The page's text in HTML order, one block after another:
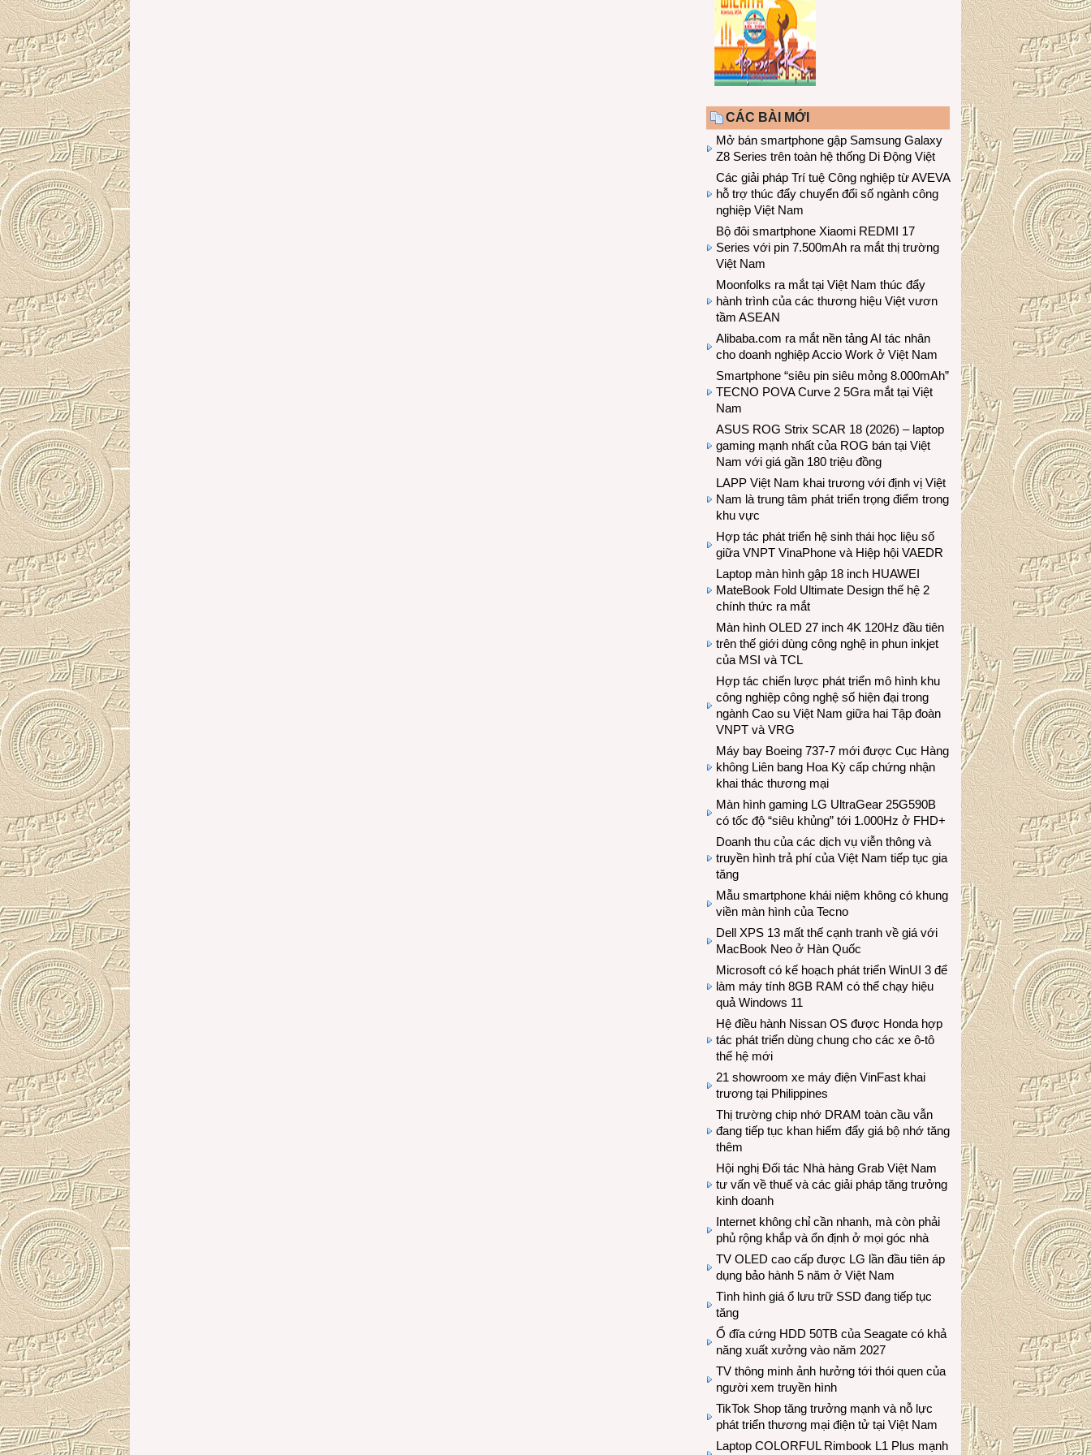
CÁC BÀI MỚI
Mở bán smartphone gập Samsung Galaxy
Z8 Series trên toàn hệ thống Di Động Việt
Các giải pháp Trí tuệ Công nghiệp từ AVEVA
hỗ trợ thúc đẩy chuyển đổi số ngành công
nghiệp Việt Nam
Bộ đôi smartphone Xiaomi REDMI 17
Series với pin 7.500mAh ra mắt thị trường
Việt Nam
Moonfolks ra mắt tại Việt Nam thúc đẩy
hành trình của các thương hiệu Việt vươn
tầm ASEAN
Alibaba.com ra mắt nền tảng AI tác nhân
cho doanh nghiệp Accio Work ở Việt Nam
Smartphone “siêu pin siêu mỏng 8.000mAh”
TECNO POVA Curve 2 5Gra mắt tại Việt
Nam
ASUS ROG Strix SCAR 18 (2026) – laptop
gaming mạnh nhất của ROG bán tại Việt
Nam với giá gần 180 triệu đồng
LAPP Việt Nam khai trương với định vị Việt
Nam là trung tâm phát triển trọng điểm trong
khu vực
Hợp tác phát triển hệ sinh thái học liệu số
giữa VNPT VinaPhone và Hiệp hội VAEDR
Laptop màn hình gập 18 inch HUAWEI
MateBook Fold Ultimate Design thế hệ 2
chính thức ra mắt
Màn hình OLED 27 inch 4K 120Hz đầu tiên
trên thế giới dùng công nghệ in phun inkjet
của MSI và TCL
Hợp tác chiến lược phát triển mô hình khu
công nghiệp công nghệ số hiện đại trong
ngành Cao su Việt Nam giữa hai Tập đoàn
VNPT và VRG
Máy bay Boeing 737-7 mới được Cục Hàng
không Liên bang Hoa Kỳ cấp chứng nhận
khai thác thương mại
Màn hình gaming LG UltraGear 25G590B
có tốc độ “siêu khủng” tới 1.000Hz ở FHD+
Doanh thu của các dịch vụ viễn thông và
truyền hình trả phí của Việt Nam tiếp tục gia
tăng
Mẫu smartphone khái niệm không có khung
viền màn hình của Tecno
Dell XPS 13 mất thế cạnh tranh về giá với
MacBook Neo ở Hàn Quốc
Microsoft có kế hoạch phát triển WinUI 3 để
làm máy tính 8GB RAM có thể chạy hiệu
quả Windows 11
Hệ điều hành Nissan OS được Honda hợp
tác phát triển dùng chung cho các xe ô-tô
thế hệ mới
21 showroom xe máy điện VinFast khai
trương tại Philippines
Thị trường chip nhớ DRAM toàn cầu vẫn
đang tiếp tục khan hiếm đẩy giá bộ nhớ tăng
thêm
Hội nghị Đối tác Nhà hàng Grab Việt Nam
tư vấn về thuế và các giải pháp tăng trưởng
kinh doanh
Internet không chỉ cần nhanh, mà còn phải
phủ rộng khắp và ổn định ở mọi góc nhà
TV OLED cao cấp được LG lần đầu tiên áp
dụng bảo hành 5 năm ở Việt Nam
Tình hình giá ổ lưu trữ SSD đang tiếp tục
tăng
Ổ đĩa cứng HDD 50TB của Seagate có khả
năng xuất xưởng vào năm 2027
TV thông minh ảnh hưởng tới thói quen của
người xem truyền hình
TikTok Shop tăng trưởng mạnh và nỗ lực
phát triển thương mại điện tử tại Việt Nam
Laptop COLORFUL Rimbook L1 Plus mạnh